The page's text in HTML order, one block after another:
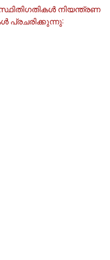
നിയന്ത്രണ
പ്രചരിക്കുന്നു: